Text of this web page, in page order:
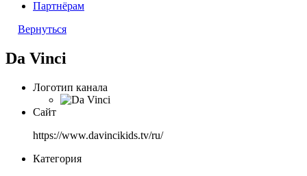
Партнёрам
Вернуться
Da Vinci
Логотип канала
Сайт
https://www.davincikids.tv/ru/
Категория